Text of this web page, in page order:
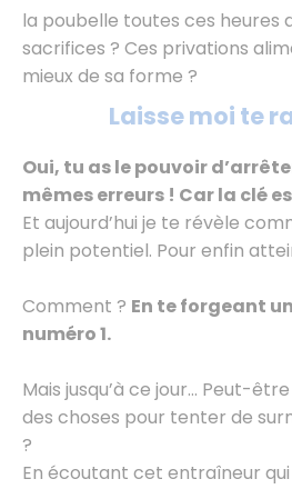
la poubelle toutes ces heures
sacrifices ? Ces privations
mieux de sa forme ?
Laisse moi te
Oui, tu as le pouvoir
mêmes erreurs ! Car la clé
Et aujourd’hui je te révèle
plein potentiel. Pour enfin
Comment ? En te forgeant
numéro 1.
Mais jusqu’à ce jour... Peut-
des choses pour tenter de
?
En écoutant cet entraîneur